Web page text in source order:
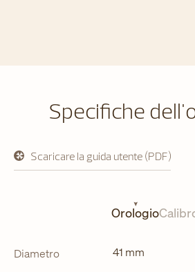
Specifiche
Scaricare la guida utente (PDF)
si
apre
Orologio
Diametro 41 mm